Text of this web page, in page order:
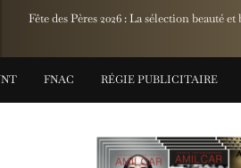
Fête des Pères 2026 : La sélection beauté
FNAC RÉGIE PUBLICITAIRE